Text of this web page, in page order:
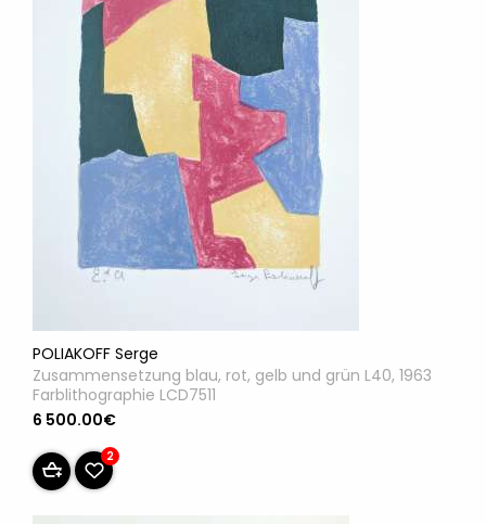
POLIAKOFF Serge
Zusammensetzung blau, rot, gelb und grün L40, 1963
Farblithographie LCD7511
6 500.00€
2